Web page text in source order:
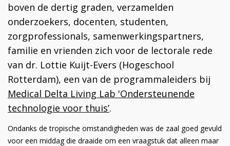
boven de dertig graden, verzamelden
onderzoekers, docenten, studenten,
zorgprofessionals, samenwerkingspartners,
familie en vrienden zich voor de lectorale rede
van dr. Lottie Kuijt-Evers (Hogeschool
Rotterdam), een van de programmaleiders bij
Medical Delta Living Lab 'Ondersteunende
technologie voor thuis’.
Ondanks de tropische omstandigheden was de zaal goed gevuld
voor een middag die draaide om een vraagstuk dat alleen maar